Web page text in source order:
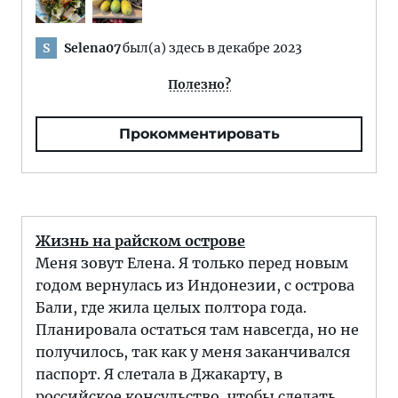
S Selena07был(а) здесь в декабре 2023
Полезно?
Прокомментировать
Жизнь на райском острове
Меня зовут Елена. Я только перед новым
годом вернулась из Индонезии, с острова
Бали, где жила целых полтора года.
Планировала остаться там навсегда, но не
получилось, так как у меня заканчивался
паспорт. Я слетала в Джакарту, в